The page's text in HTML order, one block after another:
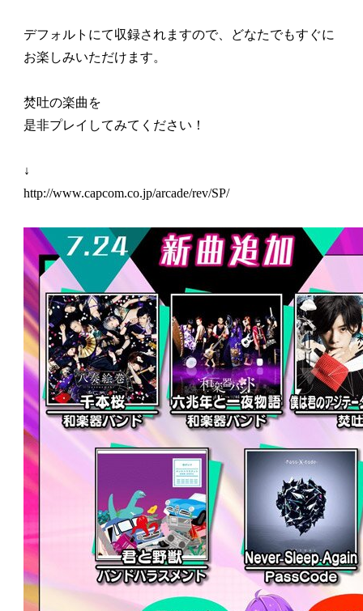
デフォルトにて収録されますので、どなたでもすぐに
お楽しみいただけます。
焚吐の楽曲を
是非プレイしてみてください！
↓
http://www.capcom.co.jp/arcade/rev/SP/